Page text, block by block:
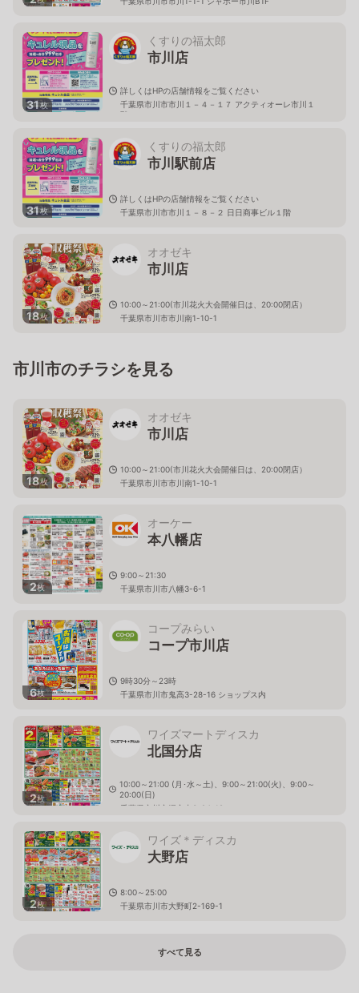
31枚
くすりの福太郎
市川店
詳しくはHPの店舗情報をご覧ください
千葉県市川市市川１－４－１７ アクティオーレ市川１
階
31枚
くすりの福太郎
市川駅前店
詳しくはHPの店舗情報をご覧ください
千葉県市川市市川１－８－２ 日日商事ビル１階
18枚
オオゼキ
市川店
10:00～21:00(市川花火大会開催日は、20:00閉店）
千葉県市川市市川南1-10-1
市川市のチラシを見る
18枚
オオゼキ
市川店
10:00～21:00(市川花火大会開催日は、20:00閉店）
千葉県市川市市川南1-10-1
2枚
オーケー
本八幡店
9:00～21:30
千葉県市川市八幡3-6-1
6枚
コープみらい
コープ市川店
9時30分～23時
千葉県市川市鬼高3-28-16 ショップス内
2枚
ワイズマートディスカ
北国分店
10:00～21:00 (月･水～土)、9:00～21:00(火)、9:00～
20:00(日)
千葉県市川市堀之内3-24-19
2枚
ワイズ＊ディスカ
大野店
8:00～25:00
千葉県市川市大野町2-169-1
すべて見る